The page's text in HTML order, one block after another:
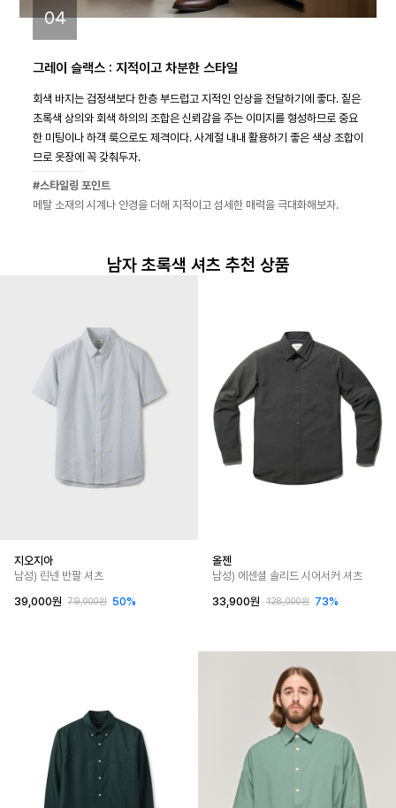
04
그레이 슬랙스 : 지적이고 차분한 스타일
회색 바지는 검정색보다 한층 부드럽고 지적인 인상을 전달하기에 좋다. 짙은
초록색 상의와 회색 하의의 조합은 신뢰감을 주는 이미지를 형성하므로 중요
한 미팅이나 하객 룩으로도 제격이다. 사계절 내내 활용하기 좋은 색상 조합이
므로 옷장에 꼭 갖춰두자.
#스타일링 포인트
메탈 소재의 시계나 안경을 더해 지적이고 섬세한 매력을 극대화해보자.
남자 초록색 셔츠 추천 상품
지오지아
남성) 린넨 반팔 셔츠
39,000원
79,000원 50%
올젠
남성) 에센셜 솔리드 시어서커 셔츠
33,900원
128,000원 73%